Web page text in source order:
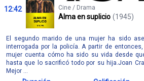
12:42 Cine / Drama
Alma en suplicio (1945)
El segundo marido de una mujer ha sido
interrogada por la policía. A partir de
mujer cuenta cómo ha sido su vida desde
hasta que lo sacrificó todo por su hija.Joan
Mejor ...